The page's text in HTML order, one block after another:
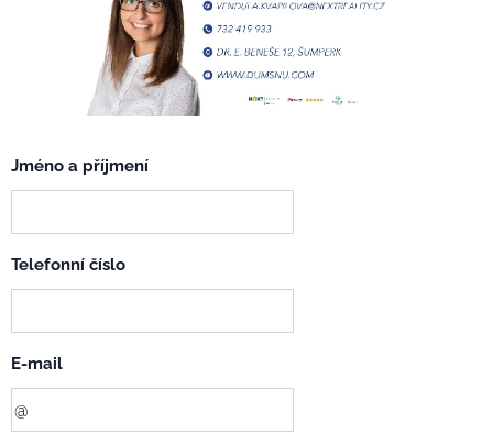
Jméno a příjmení
Telefonní číslo
E-mail